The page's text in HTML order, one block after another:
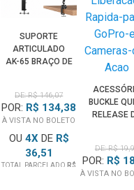
SUPORTE
ARTICULADO
AK-65 BRAÇO DE
PODCAST
(60CM)
DE: R$ 146,07
POR: R$ 134,38
À VISTA NO BOLETO
OU 4XDE R$
36,51
TOTAL PARCELADO R$
BUCKLE
RELEASE
GOPRO
CÂMERAS
AÇÃO
DE: R$
POR: R$
À VISTA NO